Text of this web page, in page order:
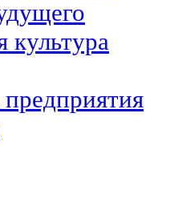
культура